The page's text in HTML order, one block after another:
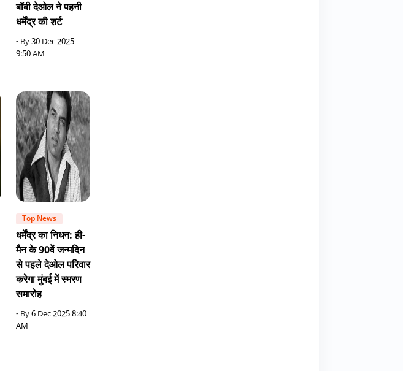
बॉबी देओल ने पहनी
धर्मेंद्र की शर्ट
- By30 Dec 2025
9:50 AM
Top News
धर्मेंद्र का निधन: ही-
मैन के 90वें जन्मदिन
से पहले देओल परिवार
करेगा मुंबई में स्मरण
समारोह
- By6 Dec 2025 8:40
AM